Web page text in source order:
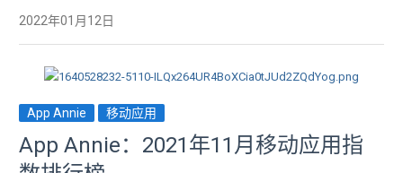
2022年01月12日
App Annie 移动应用
App Annie：2021年11月移动应用指